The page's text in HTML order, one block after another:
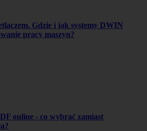
Gdzie i jak systemy DWIN
pracy maszyn?
online - co wybrać zamiast